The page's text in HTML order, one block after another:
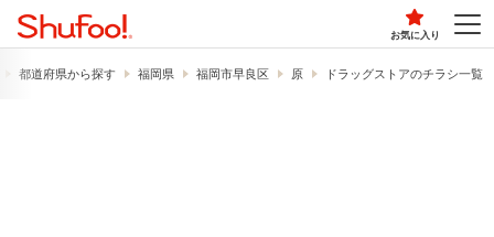
お気に入り
都道府県から探す 福岡県 福岡市早良区 原 ドラッグストアのチラシ一覧